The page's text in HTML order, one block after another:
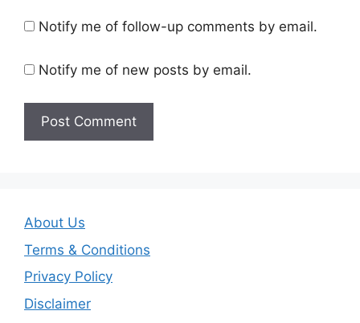
Notify me of follow-up comments by email.
Notify me of new posts by email.
About Us
Terms & Conditions
Privacy Policy
Disclaimer